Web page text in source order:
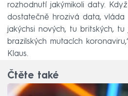
rozhodnutí jakýmikoli daty.
dostatečně hrozivá data, vláda
jakýchsi nových, tu britských, tu
brazilských mutacích
Klaus.
Čtěte také